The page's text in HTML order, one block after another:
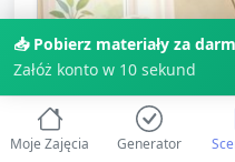
📥 Pobierz materiały za
Załóż konto w 10 sekund
Moje Zajęcia Generator